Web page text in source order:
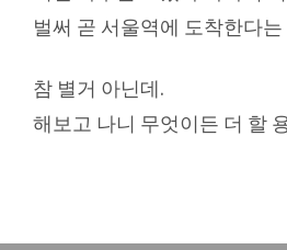
벌써 곧 서울역에 도착한다
참 별거 아닌데.
해보고 나니 무엇이든 더 할